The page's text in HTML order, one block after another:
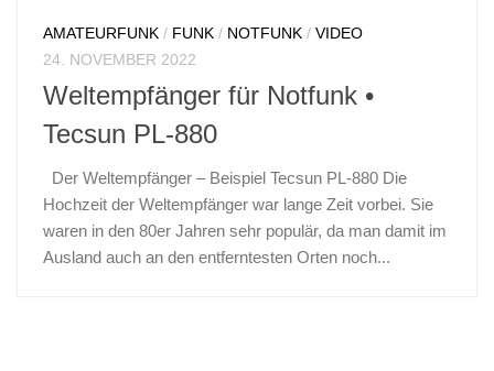
AMATEURFUNK / FUNK / NOTFUNK / VIDEO
24. NOVEMBER 2022
Weltempfänger für Notfunk •
Tecsun PL-880
Der Weltempfänger – Beispiel Tecsun PL-880 Die
Hochzeit der Weltempfänger war lange Zeit vorbei. Sie
waren in den 80er Jahren sehr populär, da man damit im
Ausland auch an den entferntesten Orten noch...